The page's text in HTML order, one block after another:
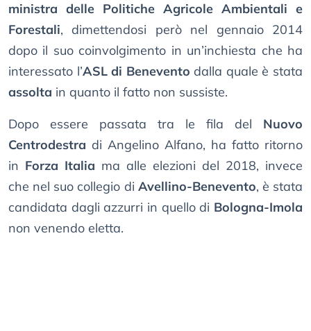
ministra delle Politiche Agricole Ambientali e
Forestali, dimettendosi però nel gennaio 2014
dopo il suo coinvolgimento in un’inchiesta che ha
interessato l’ASL di Benevento dalla quale è stata
assolta in quanto il fatto non sussiste.
Dopo essere passata tra le fila del Nuovo
Centrodestra di Angelino Alfano, ha fatto ritorno
in Forza Italia ma alle elezioni del 2018, invece
che nel suo collegio di Avellino-Benevento, è stata
candidata dagli azzurri in quello di Bologna-Imola
non venendo eletta.